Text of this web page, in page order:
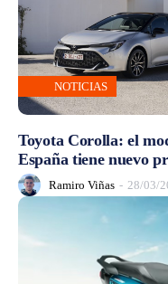
NOTICIAS
Toyota Corolla: el
España tiene nuevo
Ramiro Viñas - 28/03/